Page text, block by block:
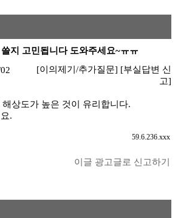
지 고민됩니다 도와주세요~ㅠㅠ
[이의제기/추가질문] [부실답변 신
고]
상도가 높은 것이 유리합니다.
.
59.6.236.xxx
이글 광고글로 신고하기